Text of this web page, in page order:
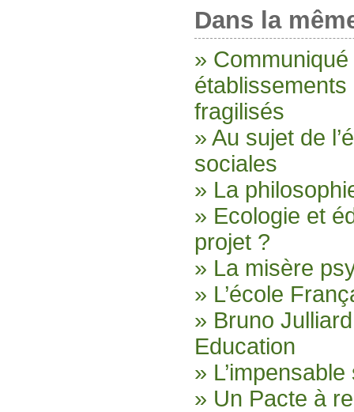
Dans la
»
établissements
fragilisés
» Au sujet de
sociales
» La
» Ecologie et
projet ?
» La misère
» L’école
» Bruno
Education
»
» Un Pacte à